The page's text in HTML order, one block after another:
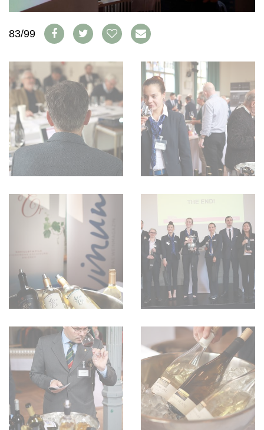
ABO
AUSGABE
ARCHIV
BÜCHER
WEINSZENE
VINOPHILES
ANMELDEN
GEWINNSPIELE
VORTEILSWELT
TRINKREIFETABELLE
ABO
WEINSUCHE
NEWSLETTER
WINE TRADE CLUB
WERBUNG
PRESSE
IMPRESSUM
83/99